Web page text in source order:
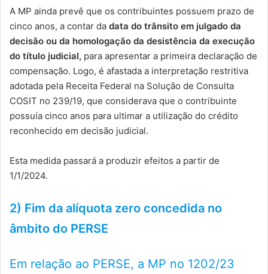
A MP ainda prevê que os contribuintes possuem prazo de
cinco anos, a contar da data do trânsito em julgado da
decisão ou da homologação da desistência da execução
do título judicial, para apresentar a primeira declaração de
compensação. Logo, é afastada a interpretação restritiva
adotada pela Receita Federal na Solução de Consulta
COSIT no 239/19, que considerava que o contribuinte
possuía cinco anos para ultimar a utilização do crédito
reconhecido em decisão judicial.
Esta medida passará a produzir efeitos a partir de
1/1/2024.
2) Fim da alíquota zero concedida no
âmbito do PERSE
Em relação ao PERSE, a MP no 1202/23